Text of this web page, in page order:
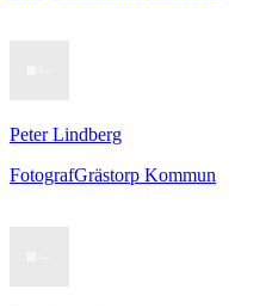
Peter Lindberg
FotografGrästorp Kommun